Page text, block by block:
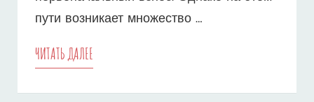
пути возникает множество …
ЧИТАТЬ ДАЛЕЕ